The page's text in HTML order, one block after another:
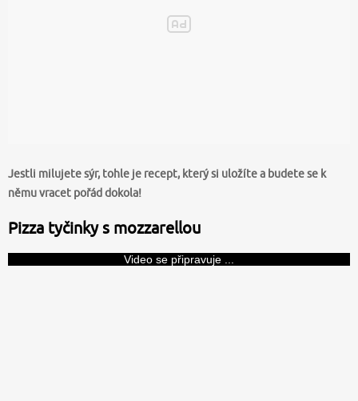
Jestli milujete sýr, tohle je recept, který si uložíte a budete se k
němu vracet pořád dokola!
Pizza tyčinky s mozzarellou
Video se připravuje ...